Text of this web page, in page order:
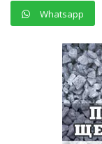
Whatsapp